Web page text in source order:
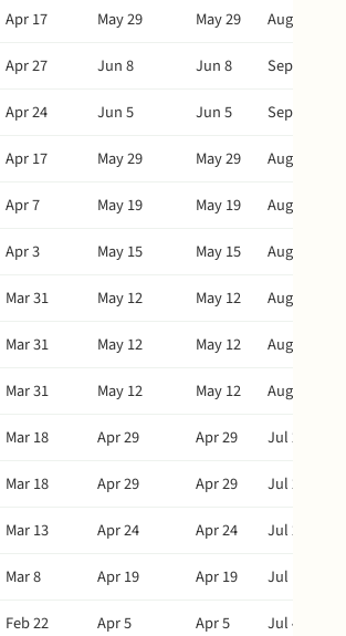
Apr 17 May 29 May 29
Aug 27
Apr 27 Jun 8 Jun 8
Sep 6
Apr 24 Jun 5 Jun 5
Sep 3
Apr 17 May 29 May 29
Aug 27
Apr 7 May 19 May 19
Aug 17
Apr 3 May 15 May 15
Aug 13
Mar 31 May 12 May 12
Aug 10
Mar 31 May 12 May 12
Aug 10
Mar 31 May 12 May 12
Aug 10
Mar 18 Apr 29 Apr 29
Jul 28
Mar 18 Apr 29 Apr 29
Jul 28
Mar 13 Apr 24 Apr 24
Jul 23
Mar 8 Apr 19 Apr 19
Jul 18
Feb 22 Apr 5 Apr 5
Jul 4